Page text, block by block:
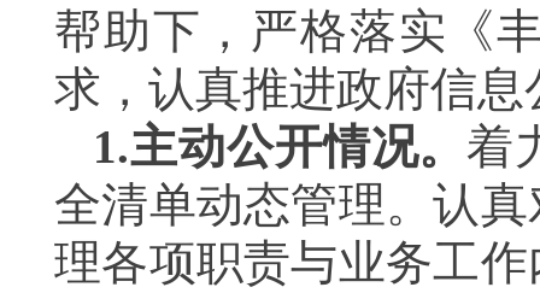
帮助下，严格落实《
求，认真推进政府信息
1.主动公开情况。 着
全清单动态管理。认
理各项职责与业务工